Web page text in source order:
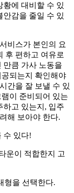
황에 대비할 수 있
안감을 줄일 수 있
비스가 본인의 요
후 편하고 여유로
만큼 가사 노동을
되는지 확인해야
간을 잘 보낼 수 있
이 준비되어 있는
하고 있는지, 입주
해 보아야 한다.
수 있다!
운이 적합한지 고
형을 선택한다.